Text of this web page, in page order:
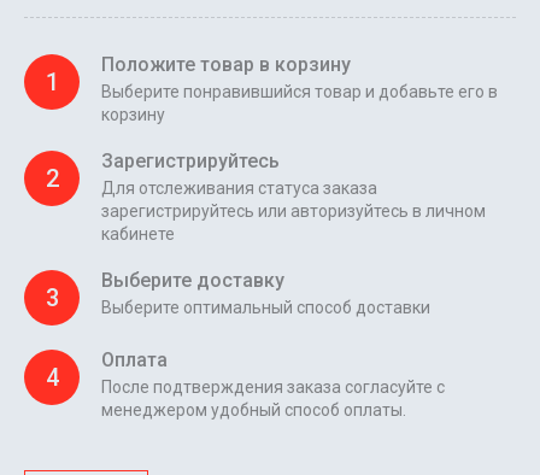
1
Положите товар в корзину
Выберите понравившийся товар и добавьте его в
корзину
2
Зарегистрируйтесь
Для отслеживания статуса заказа
зарегистрируйтесь или авторизуйтесь в личном
кабинете
3
Выберите доставку
Выберите оптимальный способ доставки
4
Оплата
После подтверждения заказа согласуйте с
менеджером удобный способ оплаты.